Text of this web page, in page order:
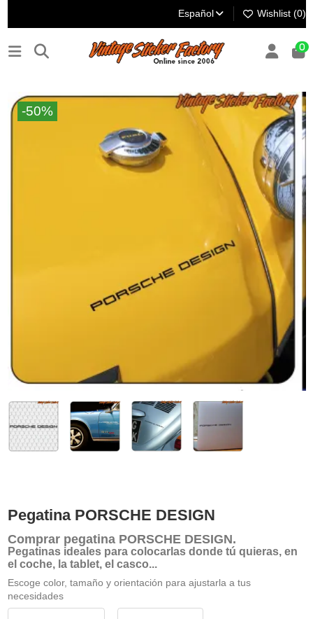
Español Wishlist (0)
0
-50%
Pegatina PORSCHE DESIGN
Comprar pegatina PORSCHE DESIGN.
Pegatinas ideales para colocarlas donde tú quieras, en
el coche, la tablet, el casco...
Escoge color, tamaño y orientación para ajustarla a tus
necesidades